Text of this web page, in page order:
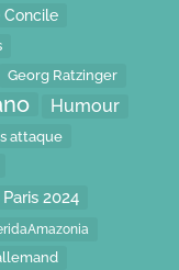
Concile
Georg Ratzinger
Humour
attaque
Paris 2024